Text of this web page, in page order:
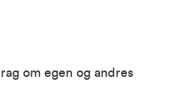
om egen og andres